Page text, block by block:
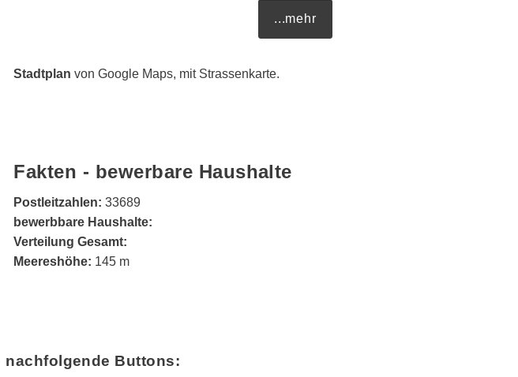
...mehr
Stadtplan von Google Maps, mit Strassenkarte.
Fakten - bewerbare Haushalte
Postleitzahlen: 33689
bewerbbare Haushalte:
Verteilung Gesamt:
Meereshöhe: 145 m
nachfolgende Buttons: